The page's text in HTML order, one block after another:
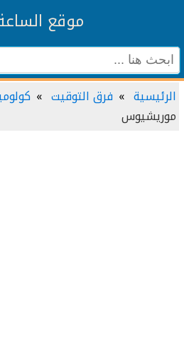
موقع
الرئيسية فرق التوقيت
موريشيوس